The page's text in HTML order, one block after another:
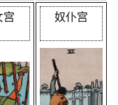
宫 奴仆宫